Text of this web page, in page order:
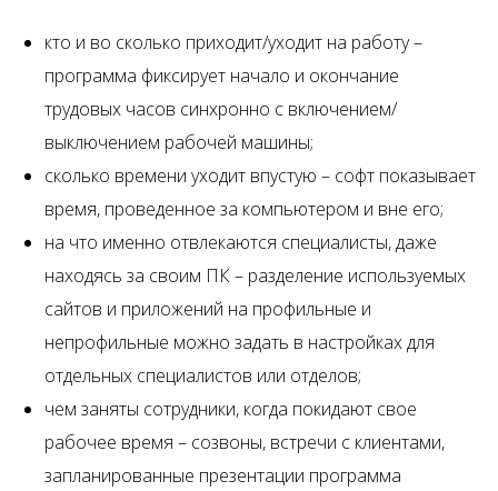
кто и во сколько приходит/уходит на работу –
программа фиксирует начало и окончание
трудовых часов синхронно с включением/
выключением рабочей машины;
сколько времени уходит впустую – софт показывает
время, проведенное за компьютером и вне его;
на что именно отвлекаются специалисты, даже
находясь за своим ПК – разделение используемых
сайтов и приложений на профильные и
непрофильные можно задать в настройках для
отдельных специалистов или отделов;
чем заняты сотрудники, когда покидают свое
рабочее время – созвоны, встречи с клиентами,
запланированные презентации программа